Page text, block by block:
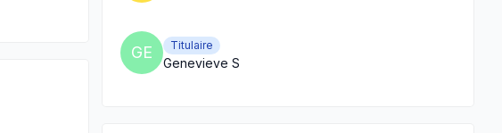
GE Titulaire
Genevieve S